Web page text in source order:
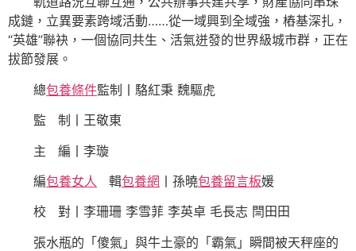
成鏈，立異要素跨域活動……從一域興到全域強，樁基深扎，
“英雄”聯袂，一個協同共生、活氣迸發的世界級城市群，正在
拔節發展。
總包養條件監制丨駱紅秉 魏驅虎
監 制丨王敬東
主 編丨李璇
編包養女人 輯包養網 丨孫曉包養留言板媛
校 對丨李珊珊 李雪菲 李英卓 毛長志 閆田田
張水瓶的「傻氣」與牛土豪的「霸氣」瞬間被天秤座的